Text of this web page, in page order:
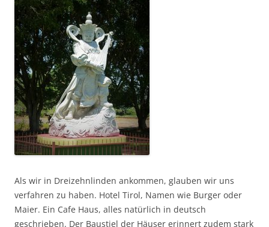
Als wir in Dreizehnlinden ankommen, glauben wir uns
verfahren zu haben. Hotel Tirol, Namen wie Burger oder
Maier. Ein Cafe Haus, alles natürlich in deutsch
geschrieben. Der Baustiel der Häuser erinnert zudem stark